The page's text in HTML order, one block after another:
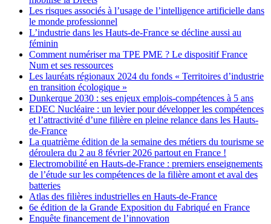
Les risques associés à l’usage de l’intelligence artificielle dans
le monde professionnel
L’industrie dans les Hauts-de-France se décline aussi au
féminin
Comment numériser ma TPE PME ? Le dispositif France
Num et ses ressources
Les lauréats régionaux 2024 du fonds « Territoires d’industrie
en transition écologique »
Dunkerque 2030 : ses enjeux emplois-compétences à 5 ans
EDEC Nucléaire : un levier pour développer les compétences
et l’attractivité d’une filière en pleine relance dans les Hauts-
de-France
La quatrième édition de la semaine des métiers du tourisme se
déroulera du 2 au 8 février 2026 partout en France !
Electromobilité en Hauts-de-France : premiers enseignements
de l’étude sur les compétences de la filière amont et aval des
batteries
Atlas des filières industrielles en Hauts-de-France
6e édition de la Grande Exposition du Fabriqué en France
Enquête financement de l’innovation